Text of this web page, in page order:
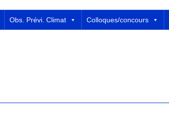
Obs. Prévi. Climat Colloques/concours